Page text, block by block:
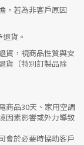
，若為非客戶原因
貨。
貨，視商品性質與安
貨（特別訂製品除
商品30天、家用空調
因素影響或外力導致
會於必要時協助客戶